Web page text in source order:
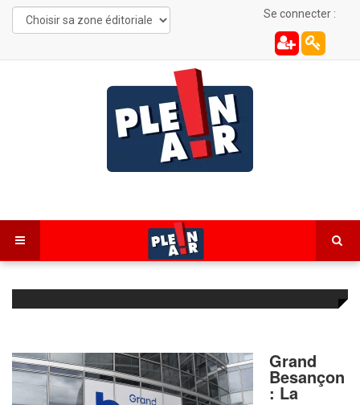
Se connecter :
Grand
Besançon
: La